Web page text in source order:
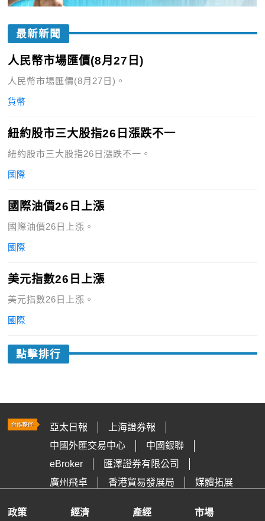
最新新聞
人民幣市場匯價(8月27日)
人民幣市場匯價(8月27日)。
貨幣
紐約股市三大股指26日漲跌不一
紐約股市三大股指26日漲跌不一。
國際
國際油價26日上漲
國際油價26日上漲。
國際
美元指數26日上漲
美元指數26日上漲。
國際
點擊排行
亞太日報
上海證券報
中國外匯交易中心
中國銀聯
eBroker
匯澤證券有限公司
廣州飛卓
香港貿易發展局 媒體拓展
政策 經濟 產經 市場